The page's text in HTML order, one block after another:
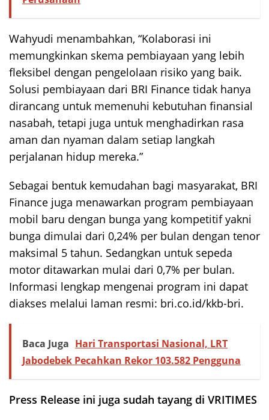
Wahyudi menambahkan, “Kolaborasi ini
memungkinkan skema pembiayaan yang lebih
fleksibel dengan pengelolaan risiko yang baik.
Solusi pembiayaan dari BRI Finance tidak hanya
dirancang untuk memenuhi kebutuhan finansial
nasabah, tetapi juga untuk menghadirkan rasa
aman dan nyaman dalam setiap langkah
perjalanan hidup mereka.”
Sebagai bentuk kemudahan bagi masyarakat, BRI
Finance juga menawarkan program pembiayaan
mobil baru dengan bunga yang kompetitif yakni
bunga dimulai dari 0,24% per bulan dengan tenor
maksimal 5 tahun. Sedangkan untuk sepeda
motor ditawarkan mulai dari 0,7% per bulan.
Informasi lengkap mengenai program ini dapat
diakses melalui laman resmi: bri.co.id/kkb-bri.
Baca Juga Hari Transportasi Nasional, LRT
Jabodebek Pecahkan Rekor 103.582 Pengguna
Press Release ini juga sudah tayang di VRITIMES